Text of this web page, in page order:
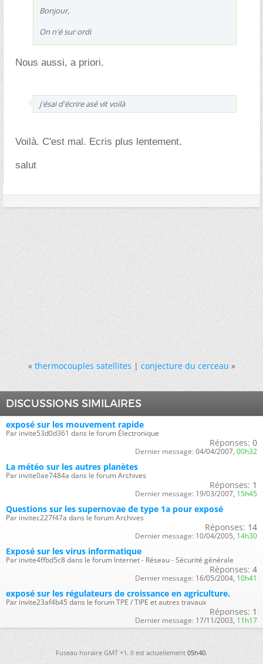
Bonjour,
On n'é sur ordi
Nous aussi, a priori.
j'ésai d'écrire asé vit voilà
Voilà. C'est mal. Ecris plus lentement.
salut
« thermocouples satellites|conjecture du cerceau »
DISCUSSIONS SIMILAIRES
exposé sur les mouvement rapide
Par invite53d0d361 dans le forum Électronique
Réponses: 0
Dernier message: 04/04/2007, 00h32
La météo sur les autres planètes
Par invite0ae7484a dans le forum Archives
Réponses: 1
Dernier message: 19/03/2007, 15h45
Questions sur les supernovae de type 1a pour exposé
Par invitec227f47a dans le forum Archives
Réponses: 14
Dernier message: 10/04/2005, 14h30
Exposé sur les virus informatique
Par invite4ffbd5c8 dans le forum Internet - Réseau - Sécurité générale
Réponses: 4
Dernier message: 16/05/2004, 10h41
exposé sur les régulateurs de croissance en agriculture.
Par invite23af4b45 dans le forum TPE / TIPE et autres travaux
Réponses: 1
Dernier message: 17/11/2003, 11h17
Fuseau horaire GMT +1. Il est actuellement05h40.